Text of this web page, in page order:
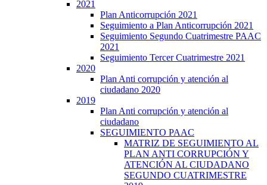
2021
Plan Anticorrupción 2021
Seguimiento a Plan Anticorrupción 2021
Seguimiento Segundo Cuatrimestre PAAC
2021
Seguimiento Tercer Cuatrimestre 2021
2020
Plan Anti corrupción y atención al
ciudadano 2020
2019
Plan Anti corrupción y atención al
ciudadano
SEGUIMIENTO PAAC
MATRIZ DE SEGUIMIENTO AL
PLAN ANTI CORRUPCIÓN Y
ATENCIÓN AL CIUDADANO
SEGUNDO CUATRIMESTRE